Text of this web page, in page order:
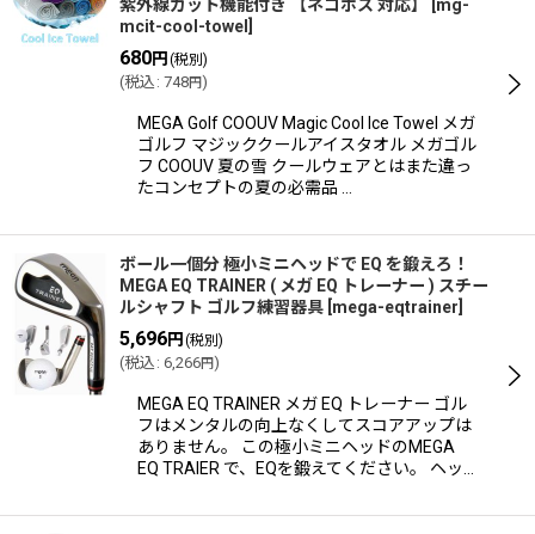
紫外線カット機能付き 【ネコポス 対応】
mg-
mcit-cool-towel
680円 (税別)
(税込 : 748円)
MEGA Golf COOUV Magic Cool Ice Towel メガ
ゴルフ マジッククールアイスタオル メガゴル
フ COOUV 夏の雪 クールウェアとはまた違っ
たコンセプトの夏の必需品 …
ボール一個分 極小ミニヘッドで EQ を鍛えろ！
MEGA EQ TRAINER ( メガ EQ トレーナー ) スチー
ルシャフト ゴルフ練習器具 mega-eqtrainer
5,696円 (税別)
(税込 : 6,266円)
MEGA EQ TRAINER メガ EQ トレーナー ゴル
フはメンタルの向上なくしてスコアアップは
ありません。 この極小ミニヘッドのMEGA
EQ TRAIER で、EQを鍛えてください。 ヘッ…